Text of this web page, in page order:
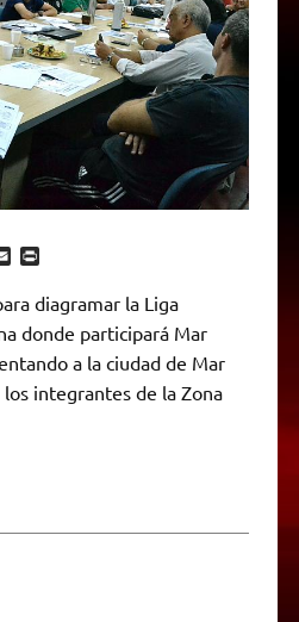
E
i
l
P
i
n
t
r
i
diagramar la Liga
donde participará Mar
a la ciudad de Mar
integrantes de la Zona